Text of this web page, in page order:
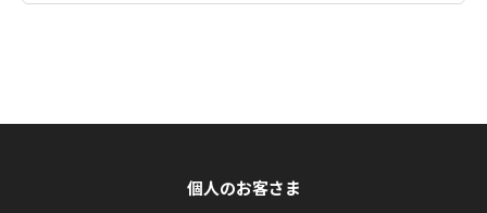
個人のお客さま